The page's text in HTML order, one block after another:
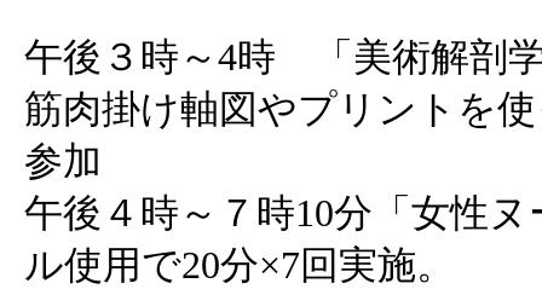
午後３時～4時 「美術解剖
筋肉掛け軸図やプリントを
参加
午後４時～７時10分「女性
ル使用で20分×7回実施。